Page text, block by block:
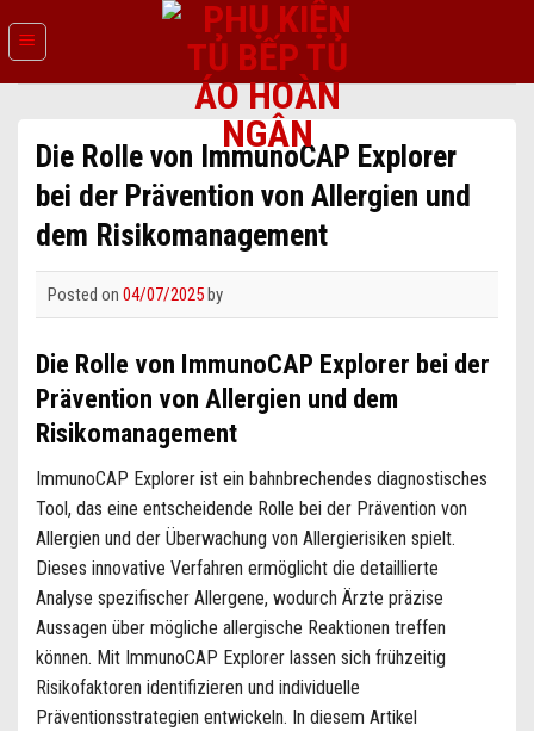
Die Rolle von ImmunoCAP Explorer
bei der Prävention von Allergien und
dem Risikomanagement
Posted on 04/07/2025by
Die Rolle von ImmunoCAP Explorer bei der
Prävention von Allergien und dem
Risikomanagement
ImmunoCAP Explorer ist ein bahnbrechendes diagnostisches
Tool, das eine entscheidende Rolle bei der Prävention von
Allergien und der Überwachung von Allergierisiken spielt.
Dieses innovative Verfahren ermöglicht die detaillierte
Analyse spezifischer Allergene, wodurch Ärzte präzise
Aussagen über mögliche allergische Reaktionen treffen
können. Mit ImmunoCAP Explorer lassen sich frühzeitig
Risikofaktoren identifizieren und individuelle
Präventionsstrategien entwickeln. In diesem Artikel